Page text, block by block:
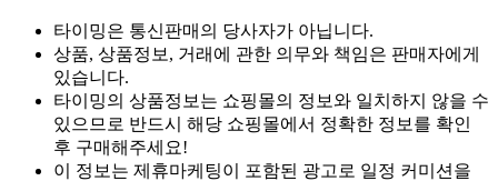
타이밍은 통신판매의 당사자가 아닙니다.
상품, 상품정보, 거래에 관한 의무와 책임은 판매자에게
있습니다.
타이밍의 상품정보는 쇼핑몰의 정보와 일치하지 않을 수
있으므로 반드시 해당 쇼핑몰에서 정확한 정보를 확인
후 구매해주세요!
이 정보는 제휴마케팅이 포함된 광고로 일정 커미션을